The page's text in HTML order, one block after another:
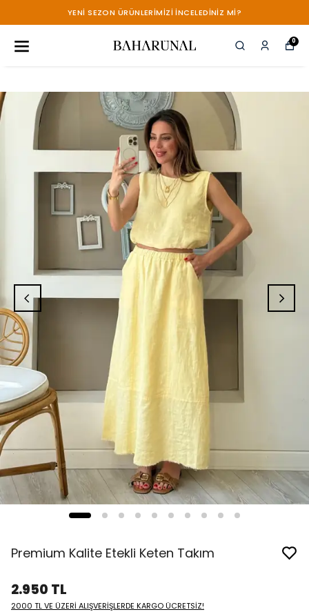
YENİ SEZON ÜRÜNLERİMİZİ İNCELEDİNİZ Mİ?
0
Premium Kalite Etekli Keten Takım
2.950 TL
2000 TL VE ÜZERİ ALIŞVERİŞLERDE KARGO ÜCRETSİZ!